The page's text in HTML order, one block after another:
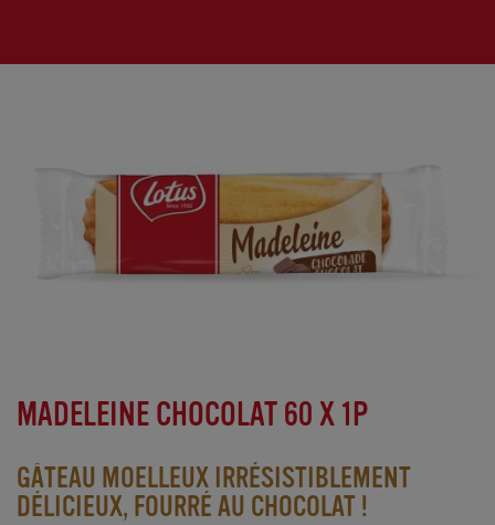
MADELEINE CHOCOLAT 60 X 1P
GÂTEAU MOELLEUX IRRÉSISTIBLEMENT
DÉLICIEUX, FOURRÉ AU CHOCOLAT !